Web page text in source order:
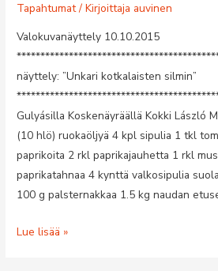
Tapahtumat/ Kirjoittaja auvinen
Valokuvanäyttely 10.10.2015
näyttely: ”Unkari kotkalaisten silmin”
Gulyásilla Koskenäyräällä Kokki László
(10 hlö) ruokaöljyä 4 kpl sipulia 1 tkl
paprikoita 2 rkl paprikajauhetta 1 rkl
paprikatahnaa 4 kynttä valkosipulia
100 g palsternakkaa 1.5 kg naudan
Tapahtumat
Lue lisää »